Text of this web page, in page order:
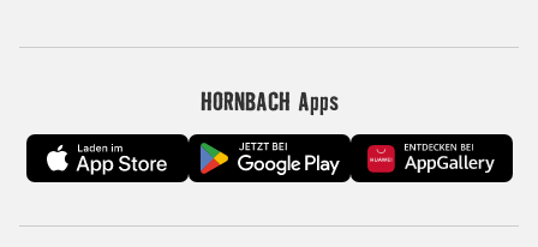
HORNBACH Apps